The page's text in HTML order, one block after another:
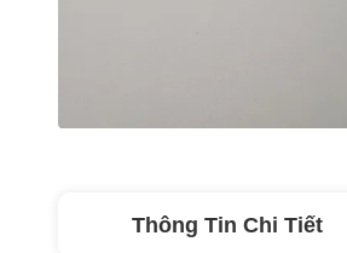
Thông Tin Chi Tiết